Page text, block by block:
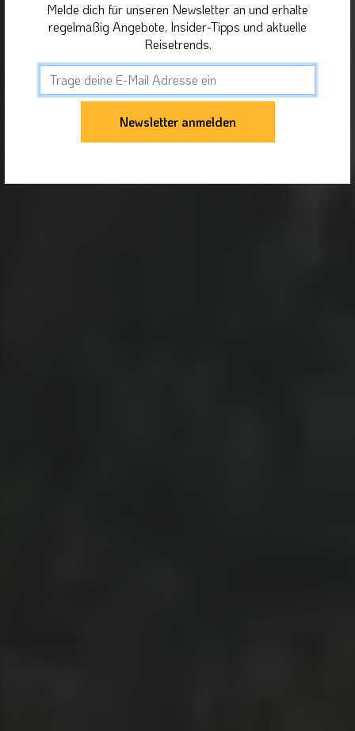
Melde dich für unseren Newsletter an und erhalte
regelmäßig Angebote, Insider-Tipps und aktuelle
Reisetrends.